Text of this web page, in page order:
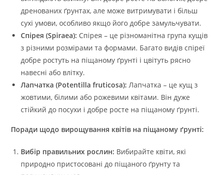
дренованих ґрунтах, але може витримувати і більш
сухі умови, особливо якщо його добре замульчувати.
Спірея (Spiraea): Спірея – це різноманітна група кущів
з різними розмірами та формами. Багато видів спіреї
добре ростуть на піщаному ґрунті і цвітуть рясно
навесні або влітку.
Лапчатка (Potentilla fruticosa): Лапчатка – це кущ з
жовтими, білими або рожевими квітами. Він дуже
стійкий до посухи і добре росте на піщаному ґрунті.
Поради щодо вирощування квітів на піщаному ґрунті:
Вибір правильних рослин: Вибирайте квіти, які
природно пристосовані до піщаного ґрунту та